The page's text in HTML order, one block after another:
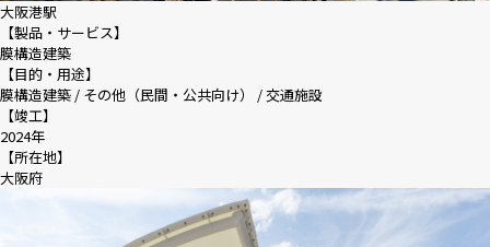
大阪港駅
【製品・サービス】
膜構造建築
【目的・用途】
膜構造建築 / その他（民間・公共向け） / 交通施設
【竣工】
2024年
【所在地】
大阪府